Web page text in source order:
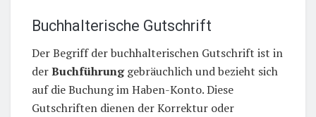
Buchhalterische Gutschrift
Der Begriff der buchhalterischen Gutschrift ist in
derBuchführunggebräuchlich und bezieht sich
auf die Buchung im Haben-Konto. Diese
Gutschriften dienen der Korrektur oder